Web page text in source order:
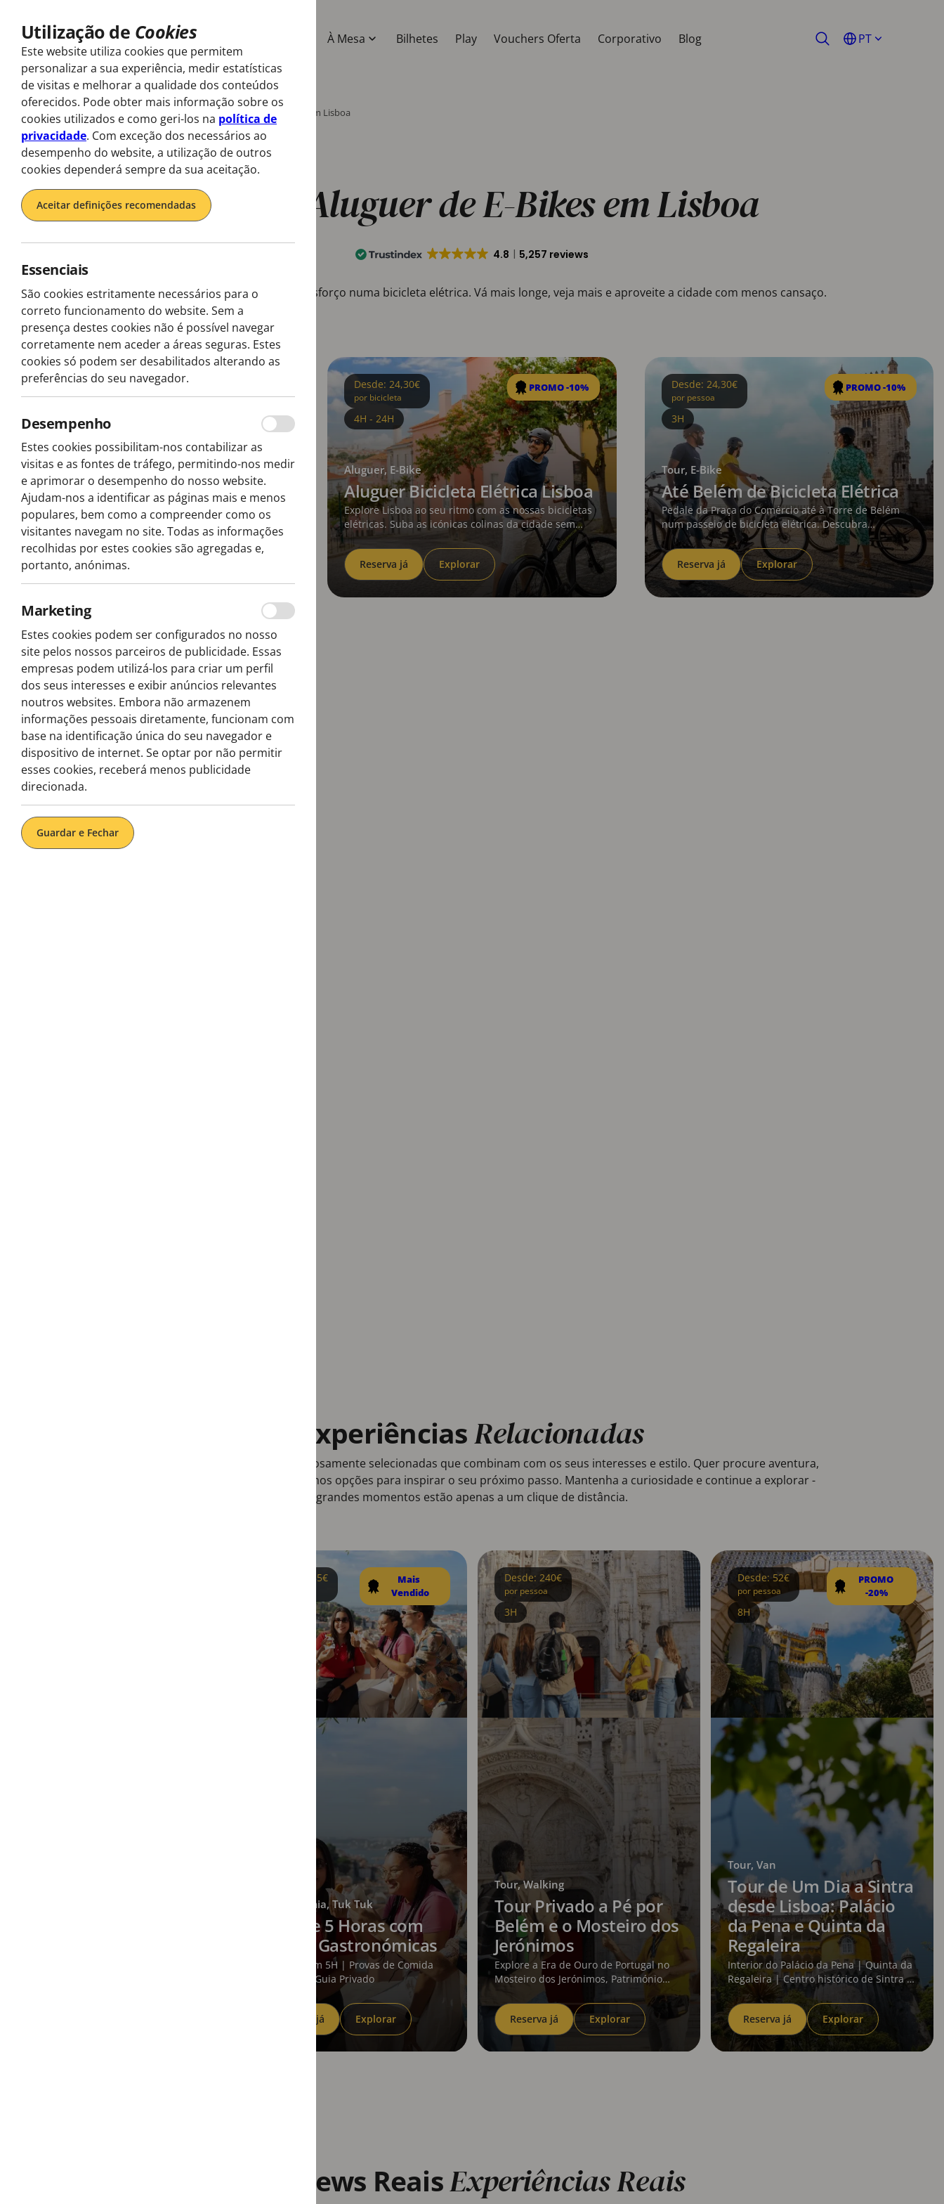
À Mesa Bilhetes Play Vouchers Oferta Corporativo Blog PT
Descobre os nossos tours em Lisboa Tours e Aluguer de E-Bikes em Lisboa
Tours e Aluguer de E-Bikes em Lisboa
4.8 5,257 reviews
Pedale pelas colinas de Lisboa sem esforço numa bicicleta elétrica. Vá mais longe, veja mais e aproveite a cidade com menos cansaço.
Desde: 22,50€
por pessoa
3H
Tour, E-Bike
Tour de Bicicleta Elétrica em
Lisboa: Alfama, Mouraria e
Graça
Explore Lisboa de bicicleta elétrica! Da Praça do
Comércio a Alfama, Mouraria e Graça, descubra
Reserva já
Desde: 24,30€
por bicicleta
4H - 24H
PROMO -10%
Aluguer, E-Bike
Aluguer Bicicleta Elétrica Lisboa
Explore Lisboa ao seu ritmo com as nossas bicicletas
elétricas. Suba as icónicas colinas da cidade sem
esforço e desfrute da liberdade de ver mais com
menos cansaço.
Reserva já
Explorar
Desde: 24,30€
por pessoa
3H
PROMO -10%
Tour, E-Bike
Até Belém de Bicicleta Elétrica
Pedale da Praça do Comércio até à Torre de Belém
num passeio de bicicleta elétrica. Descubra
monumentos icónicos, prove um delicioso Pastel de
Nata e explore Lisboa de forma única com guias
locais.Reserva já Explorar
ExperiênciasRelacionadas
Descubra mais experiências cuidadosamente selecionadas que combinam com os seus interesses e estilo. Quer procure aventura,
cultura ou relaxamento, selecionámos opções para inspirar o seu próximo passo. Mantenha a curiosidade e continue a explorar -
grandes momentos estão apenas a um clique de distância.
Desde: 285€
Mais
Vendido
Gastronomia, Tuk Tuk
Tour de 5 Horas com
Provas Gastronómicas
Vê Lisboa em 5H | Provas de Comida
Incluídas | Guia Privado
Reserva já Explorar
Desde: 240€
por pessoa
3H
Tour, Walking
Tour Privado a Pé por
Belém e o Mosteiro dos
Jerónimos
Explore a Era de Ouro de Portugal no
Mosteiro dos Jerónimos, Património
Mundial da UNESCO e ícone da
arquitetura manuelina.
Reserva já
Explorar
Desde: 52€
por pessoa
8H
PROMO
-20%
Tour, Van
Tour de Um Dia a Sintra
desde Lisboa: Palácio
da Pena e Quinta da
Regaleira
Interior do Palácio da Pena | Quinta da
Regaleira | Centro histórico de Sintra |
Tempo livre para explorar
Reserva já
Explorar
Reviews ReaisExperiências Reais
Utilização de Cookies
Este website utiliza cookies que permitem
personalizar a sua experiência, medir estatísticas
de visitas e melhorar a qualidade dos conteúdos
oferecidos. Pode obter mais informação sobre os
cookies utilizados e como geri-los na política de
privacidade. Com exceção dos necessários ao
desempenho do website, a utilização de outros
cookies dependerá sempre da sua aceitação.
Aceitar definições recomendadas
Essenciais
São cookies estritamente necessários para o
correto funcionamento do website. Sem a
presença destes cookies não é possível navegar
corretamente nem aceder a áreas seguras. Estes
cookies só podem ser desabilitados alterando as
preferências do seu navegador.
Desempenho
Estes cookies possibilitam-nos contabilizar as
visitas e as fontes de tráfego, permitindo-nos medir
e aprimorar o desempenho do nosso website.
Ajudam-nos a identificar as páginas mais e menos
populares, bem como a compreender como os
visitantes navegam no site. Todas as informações
recolhidas por estes cookies são agregadas e,
portanto, anónimas.
Marketing
Estes cookies podem ser configurados no nosso
site pelos nossos parceiros de publicidade. Essas
empresas podem utilizá-los para criar um perfil
dos seus interesses e exibir anúncios relevantes
noutros websites. Embora não armazenem
informações pessoais diretamente, funcionam com
base na identificação única do seu navegador e
dispositivo de internet. Se optar por não permitir
esses cookies, receberá menos publicidade
direcionada.
Guardar e Fechar